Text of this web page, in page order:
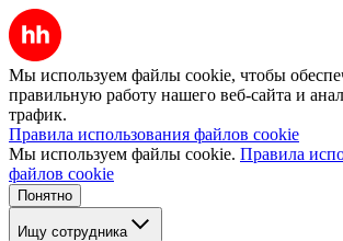
Мы используем файлы cookie, чтобы
правильную работу нашего веб-сайта и
трафик.
Правила использования файлов cookie
Мы используем файлы cookie. Правила
файлов cookie
Понятно
Ищу сотрудника